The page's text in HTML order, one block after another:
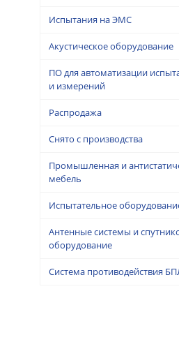
Испытания на ЭМС
Акустическое оборудование
ПО для автоматизации
и измерений
Распродажа
Снято с производства
Промышленная и
мебель
Испытательное
Антенные системы и
оборудование
Система противодействия